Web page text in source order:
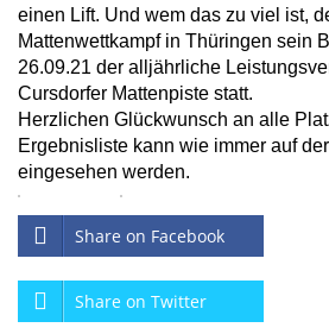
einen Lift. Und wem das zu viel ist,
Mattenwettkampf in Thüringen sein
26.09.21 der alljährliche
Cursdorfer Mattenpiste statt.
Herzlichen Glückwunsch an alle
Ergebnisliste kann wie immer auf
eingesehen werden.
Share on Facebook
Share on Twitter